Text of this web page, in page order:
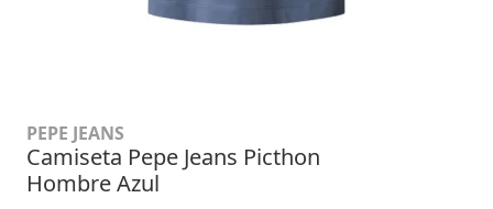
PEPE JEANS
Camiseta Pepe Jeans Picthon
Hombre Azul